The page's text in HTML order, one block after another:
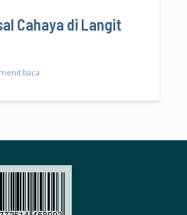
Cahaya di Langit
baca